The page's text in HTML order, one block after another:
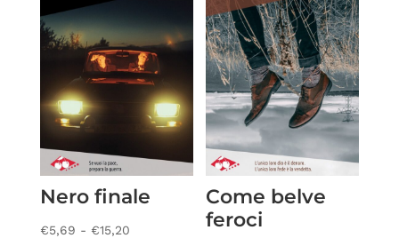
Nero finale
€5,69 - €15,20Fascia
Come belve
feroci